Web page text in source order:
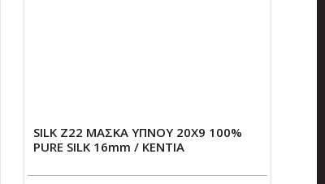
SILK Z22 ΜΑΣΚΑ ΥΠΝΟΥ 20Χ9 100%
PURE SILK 16mm / KENTIA